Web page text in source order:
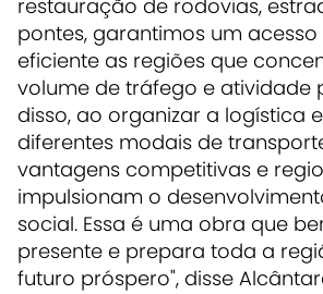
restauração de rodovias,
pontes, garantimos um
eficiente as regiões que
volume de tráfego e atividade
disso, ao organizar a logística
diferentes modais de
vantagens competitivas e
impulsionam o
social. Essa é uma obra que
presente e prepara toda a
futuro próspero", disse